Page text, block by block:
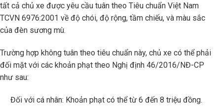
tất cả chủ xe được yêu cầu tuân theo Tiêu chuẩn Việt Nam
TCVN 6976:2001 về độ chói, độ rộng, tầm chiếu, và màu sắc
của đèn sương mù.
Trường hợp không tuân theo tiêu chuẩn này, chủ xe có thể phải
đối mặt với các khoản phạt theo Nghị định 46/2016/NĐ-CP
như sau:
Đối với cá nhân: Khoản phạt có thể từ 6 đến 8 triệu đồng.